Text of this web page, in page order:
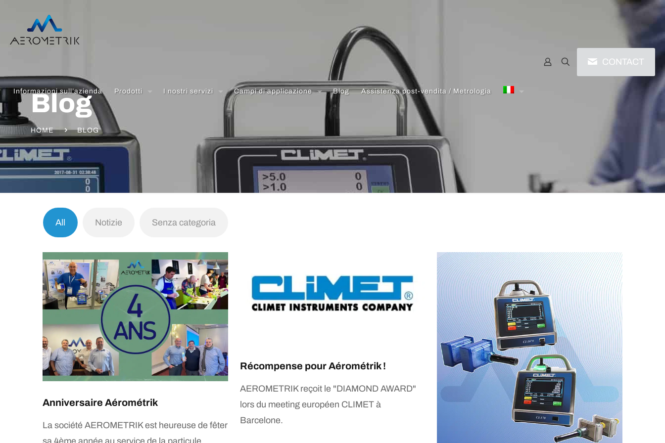
Informazioni sull’azienda Prodotti I nostri servizi Campi di applicazione Blog Assistenza post-vendita / Metrologia
CONTACT
Blog
HOME BLOG
All Notizie Senza categoria
Anniversaire Aérométrik
La société AEROMETRIK est heureuse de fêter
sa 4ème année au service de la particule.
Récompense pour Aérométrik !
AEROMETRIK reçoit le "DIAMOND AWARD"
lors du meeting européen CLIMET à
Barcelone.